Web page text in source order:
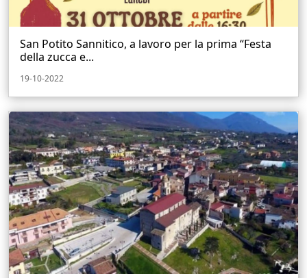
San Potito Sannitico, a lavoro per la prima “Festa
della zucca e...
19-10-2022